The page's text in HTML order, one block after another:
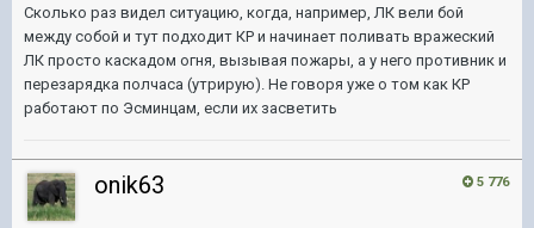
Сколько раз видел ситуацию, когда, например, ЛК вели бой
между собой и тут подходит КР и начинает поливать вражеский
ЛК просто каскадом огня, вызывая пожары, а у него противник и
перезарядка полчаса (утрирую). Не говоря уже о том как КР
работают по Эсминцам, если их засветить
5 776
onik63